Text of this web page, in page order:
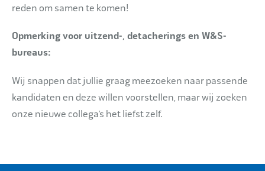
reden om samen te komen!
Opmerking voor uitzend-, detacherings en W&S-
bureaus:
Wij snappen dat jullie graag meezoeken naar passende
kandidaten en deze willen voorstellen, maar wij zoeken
onze nieuwe collega’s het liefst zelf.